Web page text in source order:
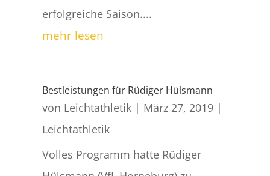
erfolgreiche Saison....
mehr lesen
Bestleistungen für Rüdiger Hülsmann
von Leichtathletik| März 27, 2019|
Leichtathletik
Volles Programm hatte Rüdiger